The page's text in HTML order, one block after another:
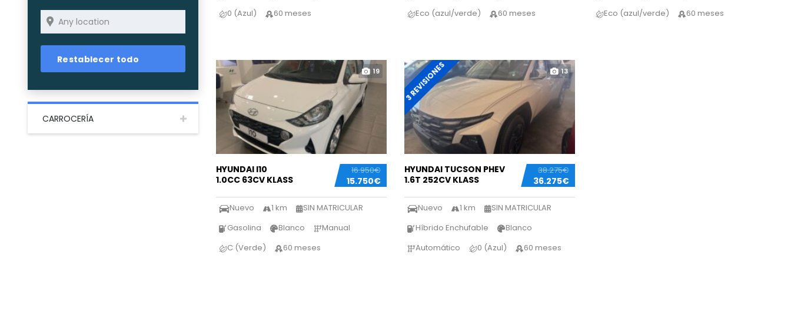
Restablecer todo
CARROCERÍA
0 (Azul)
60 meses
Eco (azul/verde)
60 meses
Eco (azul/verde)
60 meses
19
16.950€
15.750€
HYUNDAI I10
1.0CC 63CV KLASS
Nuevo 1 km
SIN MATRICULAR
Gasolina
Blanco
Manual
C (Verde)
60 meses
3 REVISIONES 13
38.275€
36.275€
HYUNDAI TUCSON PHEV
1.6T 252CV KLASS
Nuevo 1 km
SIN MATRICULAR
Híbrido Enchufable
Blanco
Automático
0 (Azul) 60 meses